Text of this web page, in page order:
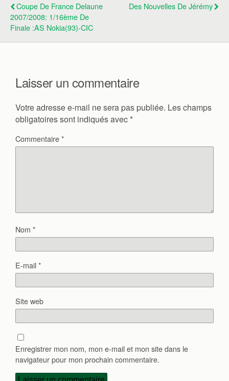
Coupe De France Delaune
2007/2008: 1/16ème De
Finale :AS Nokia(93)-CIC
Des Nouvelles De Jérémy
Laisser un commentaire
Votre adresse e-mail ne sera pas publiée. Les champs
obligatoires sont indiqués avec *
Commentaire*
Nom *
E-mail*
Site web
Enregistrer mon nom, mon e-mail et mon site dans le
navigateur pour mon prochain commentaire.